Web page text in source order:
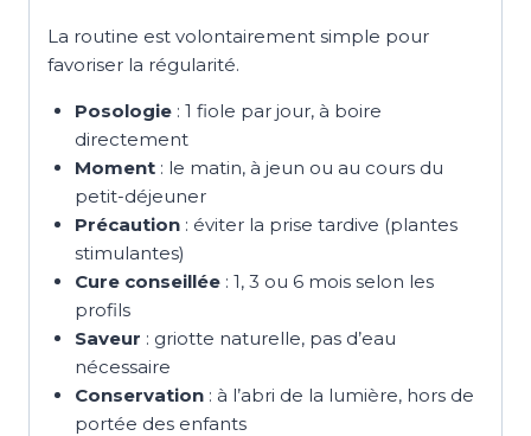
La routine est volontairement simple pour
favoriser la régularité.
Posologie: 1 fiole par jour, à boire
directement
Moment: le matin, à jeun ou au cours du
petit-déjeuner
Précaution: éviter la prise tardive (plantes
stimulantes)
Cure conseillée: 1, 3 ou 6 mois selon les
profils
Saveur : griotte naturelle, pas d’eau
nécessaire
Conservation: à l’abri de la lumière, hors de
portée des enfants